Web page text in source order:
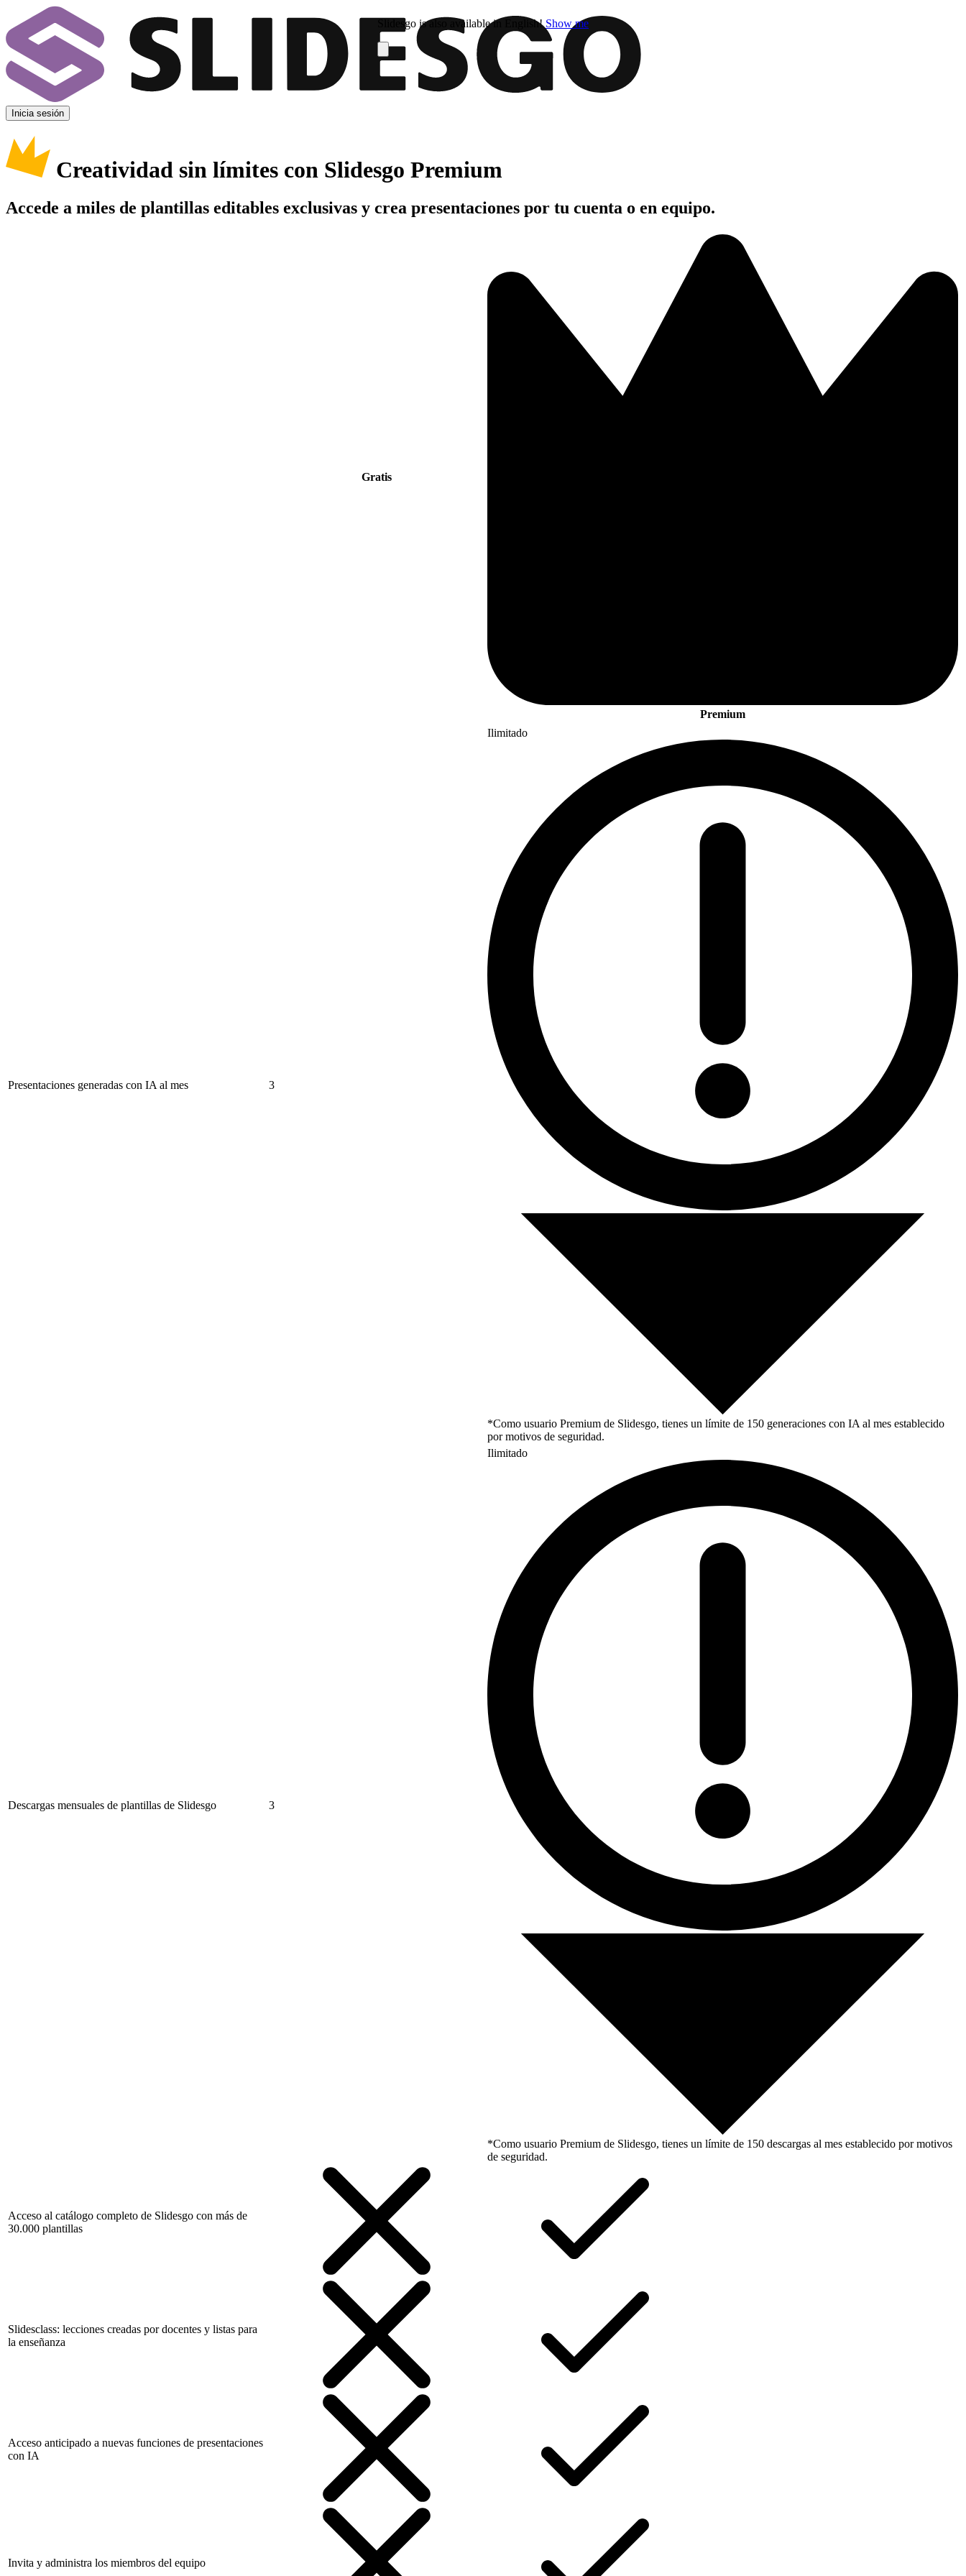
Slidesgo is also available in English! Show me
Inicia sesión
Creatividad sin límites con Slidesgo Premium
Accede a miles de plantillas editables exclusivas y crea presentaciones por tu cuenta o en equipo.
Gratis
Premium
Presentaciones generadas con IA al mes 3
Ilimitado
*Como usuario Premium de Slidesgo, tienes un límite de 150 generaciones con IA al mes establecido
por motivos de seguridad.
Descargas mensuales de plantillas de Slidesgo 3
Ilimitado
*Como usuario Premium de Slidesgo, tienes un límite de 150 descargas al mes establecido por motivos
de seguridad.
Acceso al catálogo completo de Slidesgo con más de
30.000 plantillas
Slidesclass: lecciones creadas por docentes y listas para
la enseñanza
Acceso anticipado a nuevas funciones de presentaciones
con IA
Invita y administra los miembros del equipo